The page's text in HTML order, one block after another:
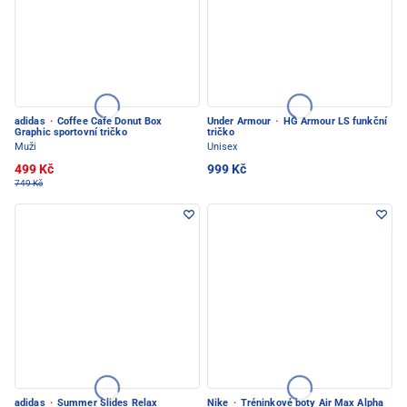
adidas · Coffee Cafe Donut Box
Graphic sportovní tričko
Muži
499 Kč
749 Kč
Under Armour ·
HG Armour LS funkční
tričko
Unisex
999 Kč
adidas · Summer Slides Relax Nike · Tréninkové boty Air Max Alpha